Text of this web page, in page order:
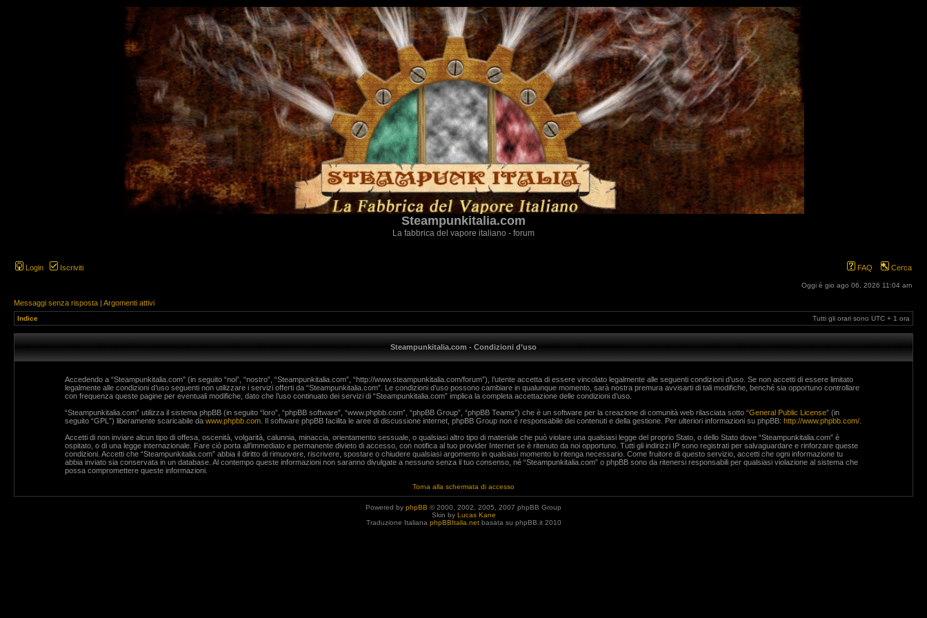
Steampunkitalia.com
La fabbrica del vapore italiano - forum
Login Iscriviti FAQ Cerca
Oggi è gio ago 06, 2026 11:04 am
Messaggi senza risposta | Argomenti attivi
Indice Tutti gli orari sono UTC + 1 ora
Steampunkitalia.com - Condizioni d’uso
Accedendo a “Steampunkitalia.com” (in seguito “noi”, “nostro”, “Steampunkitalia.com”, “http://www.steampunkitalia.com/forum”), l’utente accetta di essere vincolato legalmente alle seguenti condizioni d’uso. Se non accetti di essere limitato
legalmente alle condizioni d’uso seguenti non utilizzare i servizi offerti da “Steampunkitalia.com”. Le condizioni d’uso possono cambiare in qualunque momento, sarà nostra premura avvisarti di tali modifiche, benché sia opportuno controllare
con frequenza queste pagine per eventuali modifiche, dato che l’uso continuato dei servizi di “Steampunkitalia.com” implica la completa accettazione delle condizioni d’uso.
“Steampunkitalia.com” utilizza il sistema phpBB (in seguito “loro”, “phpBB software”, “www.phpbb.com”, “phpBB Group”, “phpBB Teams”) che è un software per la creazione di comunità web rilasciata sotto “General Public License” (in
seguito “GPL”) liberamente scaricabile da www.phpbb.com . Il software phpBB facilita le aree di discussione internet, phpBB Group non è responsabile dei contenuti e della gestione. Per ulteriori informazioni su phpBB: http://www.phpbb.com/
Accetti di non inviare alcun tipo di offesa, oscenità, volgarità, calunnia, minaccia, orientamento sessuale, o qualsiasi altro tipo di materiale che può violare una qualsiasi legge del proprio Stato, o dello Stato dove “Steampunkitalia.com” è
ospitato, o di una legge internazionale. Fare ciò porta all’immediato e permanente divieto di accesso, con notifica al tuo provider Internet se è ritenuto da noi opportuno. Tutti gli indirizzi IP sono registrati per salvaguardare e rinforzare queste
condizioni. Accetti che “Steampunkitalia.com” abbia il diritto di rimuovere, riscrivere, spostare o chiudere qualsiasi argomento in qualsiasi momento lo ritenga necessario. Come fruitore di questo servizio, accetti che ogni informazione tu
abbia inviato sia conservata in un database. Al contempo queste informazioni non saranno divulgate a nessuno senza il tuo consenso, né “Steampunkitalia.com” o phpBB sono da ritenersi responsabili per qualsiasi violazione al sistema che
possa compromettere queste informazioni.
Torna alla schermata di accesso
Powered by phpBB © 2000, 2002, 2005, 2007 phpBB Group
Skin by Lucas Kane
Traduzione Italiana phpBBItalia.netbasata su phpBB.it 2010